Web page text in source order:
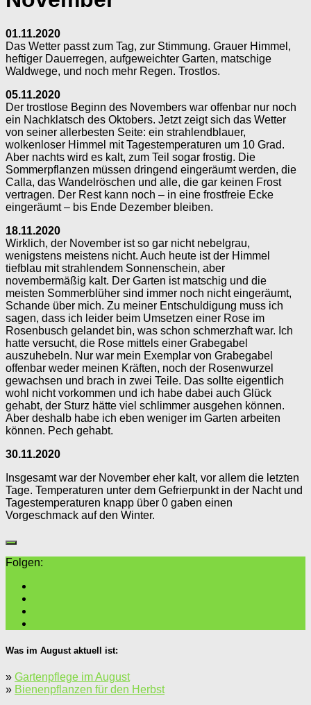
01.11.2020
Das Wetter passt zum Tag, zur Stimmung. Grauer Himmel,
heftiger Dauerregen, aufgeweichter Garten, matschige
Waldwege, und noch mehr Regen. Trostlos.
05.11.2020
Der trostlose Beginn des Novembers war offenbar nur noch
ein Nachklatsch des Oktobers. Jetzt zeigt sich das Wetter
von seiner allerbesten Seite: ein strahlendblauer,
wolkenloser Himmel mit Tagestemperaturen um 10 Grad.
Aber nachts wird es kalt, zum Teil sogar frostig. Die
Sommerpflanzen müssen dringend eingeräumt werden, die
Calla, das Wandelröschen und alle, die gar keinen Frost
vertragen. Der Rest kann noch – in eine frostfreie Ecke
eingeräumt – bis Ende Dezember bleiben.
18.11.2020
Wirklich, der November ist so gar nicht nebelgrau,
wenigstens meistens nicht. Auch heute ist der Himmel
tiefblau mit strahlendem Sonnenschein, aber
novembermäßig kalt. Der Garten ist matschig und die
meisten Sommerblüher sind immer noch nicht eingeräumt,
Schande über mich. Zu meiner Entschuldigung muss ich
sagen, dass ich leider beim Umsetzen einer Rose im
Rosenbusch gelandet bin, was schon schmerzhaft war. Ich
hatte versucht, die Rose mittels einer Grabegabel
auszuhebeln. Nur war mein Exemplar von Grabegabel
offenbar weder meinen Kräften, noch der Rosenwurzel
gewachsen und brach in zwei Teile. Das sollte eigentlich
wohl nicht vorkommen und ich habe dabei auch Glück
gehabt, der Sturz hätte viel schlimmer ausgehen können.
Aber deshalb habe ich eben weniger im Garten arbeiten
können. Pech gehabt.
30.11.2020
Insgesamt war der November eher kalt, vor allem die letzten
Tage. Temperaturen unter dem Gefrierpunkt in der Nacht und
Tagestemperaturen knapp über 0 gaben einen
Vorgeschmack auf den Winter.
Folgen:
Was im August aktuell ist:
» Gartenpflege im August
» Bienenpflanzen für den Herbst